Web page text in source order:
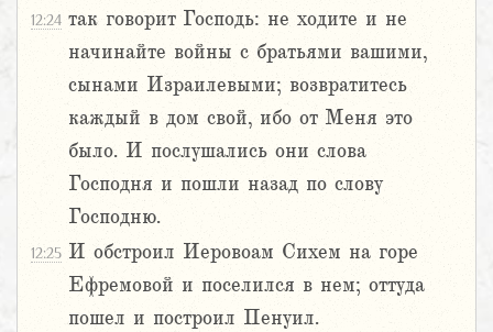
12:24 так говорит Господь: не ходите и не
начинайте войны с братьями вашими,
сынами Израилевыми; возвратитесь
каждый в дом свой, ибо от Меня это
было. И послушались они слова
Господня и пошли назад по слову
Господню.
12:25 И обстроил Иеровоам Сихем на горе
Ефремовой и поселился в нем; оттуда
пошел и построил Пенуил.